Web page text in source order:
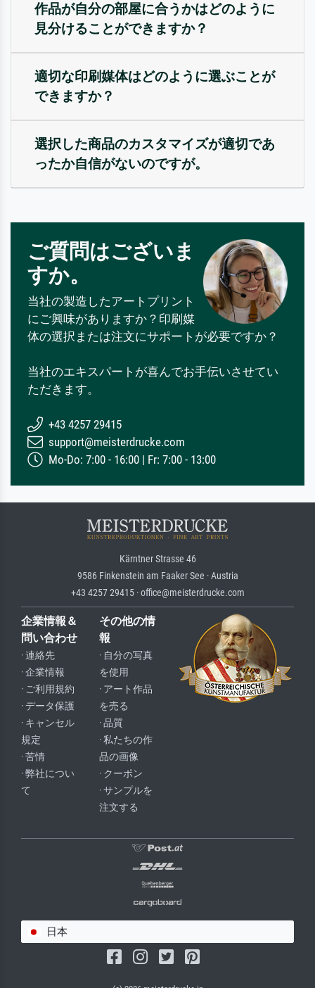
作品が自分の部屋に合うかはどのように
見分けることができますか？
適切な印刷媒体はどのように選ぶことが
できますか？
選択した商品のカスタマイズが適切であ
ったか自信がないのですが。
ご質問はございま
すか。
当社の製造したアートプリント
にご興味がありますか？印刷媒
体の選択または注文にサポートが必要ですか？
当社のエキスパートが喜んでお手伝いさせてい
ただきます。
+43 4257 29415
support@meisterdrucke.com
Mo-Do: 7:00 - 16:00 | Fr: 7:00 - 13:00
Kärntner Strasse 46
9586 Finkenstein am Faaker See · Austria
+43 4257 29415 · office@meisterdrucke.com
企業情報＆
問い合わせ
· 連絡先
· 企業情報
· ご利用規約
· データ保護
· キャンセル
規定
· 苦情
· 弊社につい
て
その他の情
報
· 自分の写真
を使用
· アート作品
を売る
· 品質
· 私たちの作
品の画像
· クーポン
· サンプルを
注文する
日本